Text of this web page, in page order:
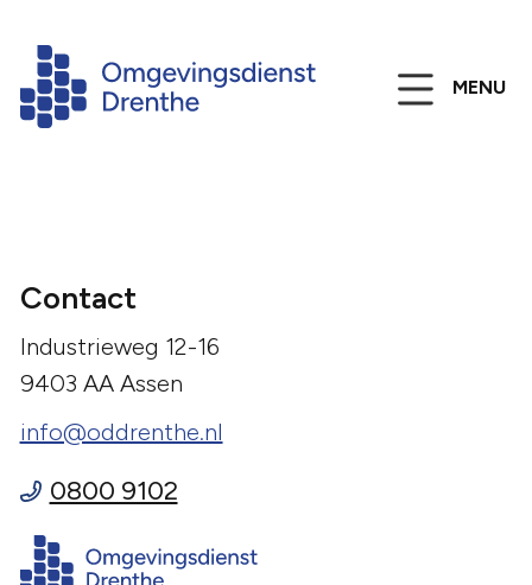
MENU
Contact
Industrieweg 12-16
9403 AA Assen
info@oddrenthe.nl
0800 9102